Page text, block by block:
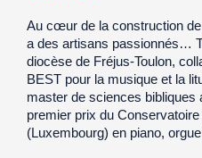
Au cœur de la construction
a des artisans passionnés…
diocèse de Fréjus-Toulon,
BEST pour la musique et la
master de sciences bibliques
premier prix du
(Luxembourg) en piano,